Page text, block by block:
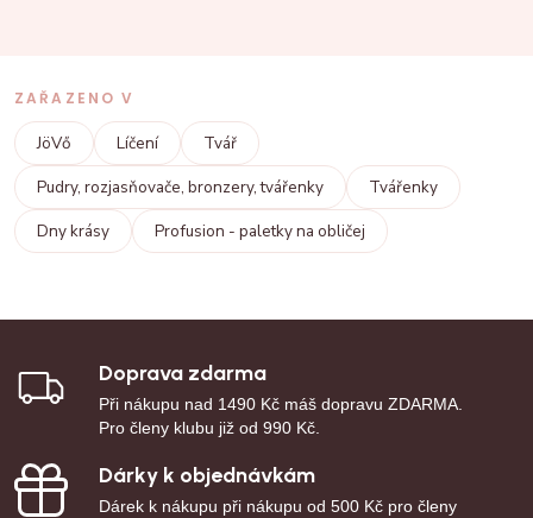
ZAŘAZENO V
JöVő Líčení
Tvář
Pudry, rozjasňovače, bronzery, tvářenky
Tvářenky
Dny krásy
Profusion - paletky na obličej
Doprava zdarma
Při nákupu nad 1490 Kč máš dopravu ZDARMA.
Pro členy klubu již od 990 Kč.
Dárky k objednávkám
Dárek k nákupu při nákupu od 500 Kč pro členy